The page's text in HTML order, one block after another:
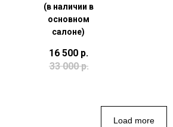
(в наличии в
основном
салоне)
16 500 р.
33 000 р.
Load more